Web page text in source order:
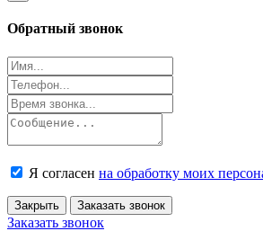
Обратный звонок
Я согласен на обработку моих
Закрыть Заказать звонок
Заказать звонок